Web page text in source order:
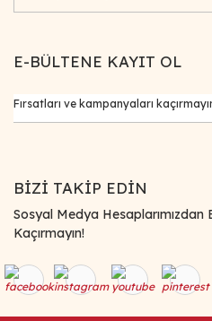
E-BÜLTENE KAYIT OL
BİZİ TAKİP EDİN
Sosyal Medya Hesaplarımızdan
Kaçırmayın!